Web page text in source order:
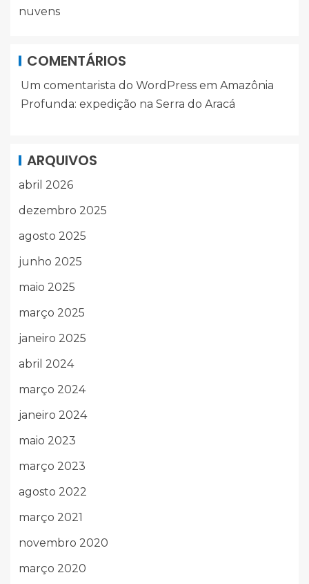
nuvens
COMENTÁRIOS
Um comentarista do WordPress em Amazônia
Profunda: expedição na Serra do Aracá
ARQUIVOS
abril 2026
dezembro 2025
agosto 2025
junho 2025
maio 2025
março 2025
janeiro 2025
abril 2024
março 2024
janeiro 2024
maio 2023
março 2023
agosto 2022
março 2021
novembro 2020
março 2020